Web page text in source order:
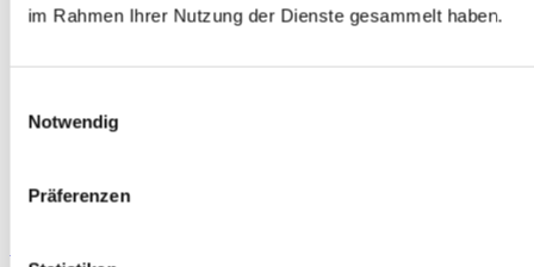
im Rahmen Ihrer Nutzung der Dienste gesammelt haben.
Notwendig
Präferenzen
Wegfinder Rätseltouren!
Rendezvous im Garten & Kunsthandwerkermarkt mit